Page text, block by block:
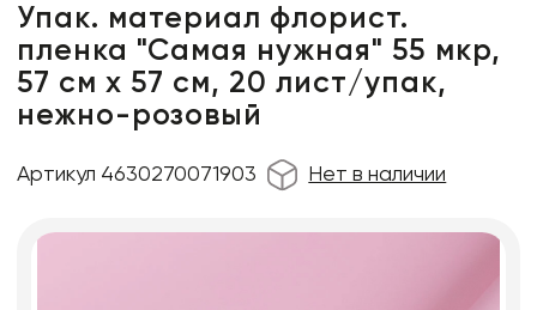
прозрачная
Декор для дома
Сухоцветы
Лента
Товары для флористов
Пакеты для цветов и подарков
Упак. материал флорист.
пленка "Самая нужная" 55 мкр,
57 см х 57 см, 20 лист/упак,
нежно-розовый
Артикул 4630270071903 Нет в наличии